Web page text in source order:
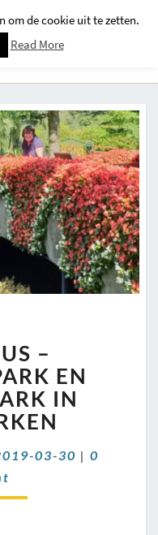
–
EN
IN
03-30 | 0
om de cookie uit te zetten.
Read More